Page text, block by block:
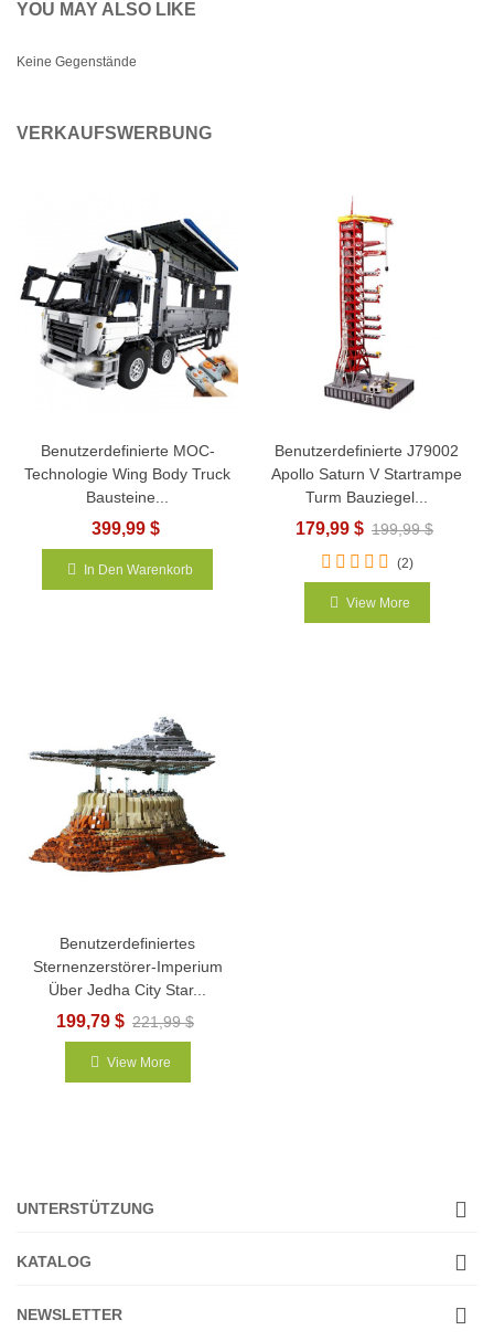
YOU MAY ALSO LIKE
Keine Gegenstände
VERKAUFSWERBUNG
Benutzerdefinierte MOC-
Technologie Wing Body Truck
Bausteine...
399,99 $
In Den Warenkorb
Benutzerdefinierte J79002
Apollo Saturn V Startrampe
Turm Bauziegel...
179,99 $ 199,99 $
(2)
View More
Benutzerdefiniertes
Sternenzerstörer-Imperium
Über Jedha City Star...
199,79 $ 221,99 $
View More
UNTERSTÜTZUNG
KATALOG
NEWSLETTER